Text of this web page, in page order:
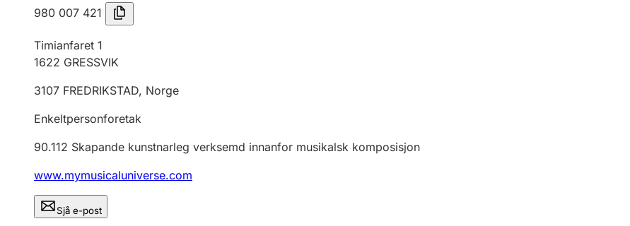
980 007 421
Timianfaret 1
1622 GRESSVIK
3107 FREDRIKSTAD, Norge
Enkeltpersonforetak
90.112 Skapande kunstnarleg verksemd innanfor musikalsk komposisjon
www.mymusicaluniverse.com
Sjå e-post